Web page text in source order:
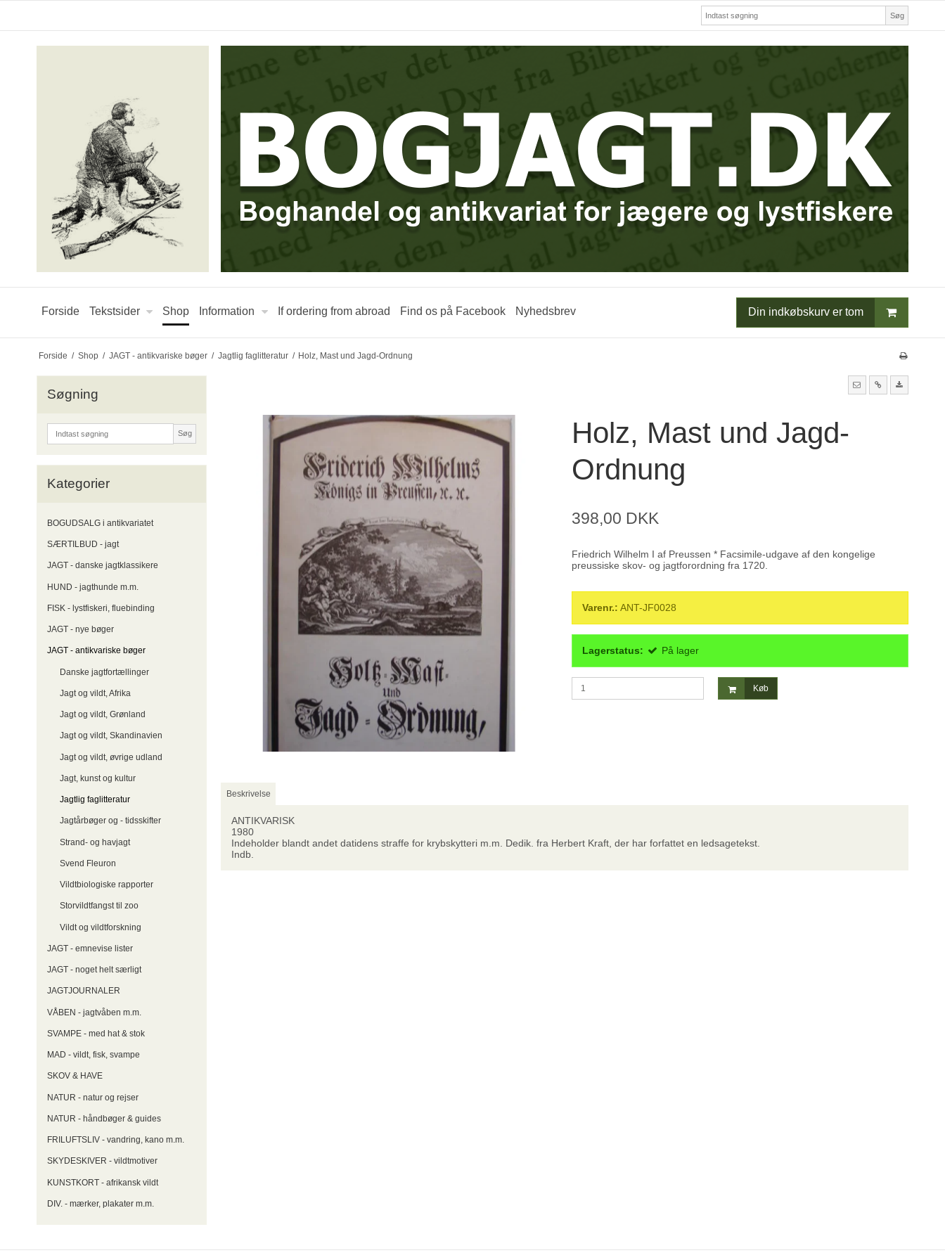
Søg
Forside Tekstsider Shop Information If ordering from abroad Find os på Facebook Nyhedsbrev Din indkøbskurv er tom
Forside / Shop / JAGT - antikvariske bøger / Jagtlig faglitteratur / Holz, Mast und Jagd-Ordnung
Søgning
Søg
Kategorier
BOGUDSALG i antikvariatet
SÆRTILBUD - jagt
JAGT - danske jagtklassikere
HUND - jagthunde m.m.
FISK - lystfiskeri, fluebinding
JAGT - nye bøger
JAGT - antikvariske bøger
Danske jagtfortællinger
Jagt og vildt, Afrika
Jagt og vildt, Grønland
Jagt og vildt, Skandinavien
Jagt og vildt, øvrige udland
Jagt, kunst og kultur
Jagtlig faglitteratur
Jagtårbøger og - tidsskifter
Strand- og havjagt
Svend Fleuron
Vildtbiologiske rapporter
Storvildtfangst til zoo
Vildt og vildtforskning
JAGT - emnevise lister
JAGT - noget helt særligt
JAGTJOURNALER
VÅBEN - jagtvåben m.m.
SVAMPE - med hat & stok
MAD - vildt, fisk, svampe
SKOV & HAVE
NATUR - natur og rejser
NATUR - håndbøger & guides
FRILUFTSLIV - vandring, kano m.m.
SKYDESKIVER - vildtmotiver
KUNSTKORT - afrikansk vildt
DIV. - mærker, plakater m.m.
Holz, Mast und Jagd-
Ordnung
398,00 DKK
Friedrich Wilhelm I af Preussen * Facsimile-udgave af den kongelige
preussiske skov- og jagtforordning fra 1720.
Varenr.: ANT-JF0028
Lagerstatus: På lager
Køb
Beskrivelse
ANTIKVARISK
1980
Indeholder blandt andet datidens straffe for krybskytteri m.m. Dedik. fra Herbert Kraft, der har forfattet en ledsagetekst.
Indb.